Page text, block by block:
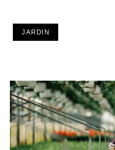
JARDIN